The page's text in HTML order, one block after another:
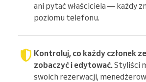
ani pytać właściciela — każdy
poziomu telefonu.
Kontroluj, co każdy członek
zobaczyć i edytować.Styliści
swoich rezerwacji,